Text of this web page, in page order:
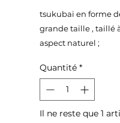
tsukubai en forme
grande taille , taillé
aspect naturel ;
Taille : 184X57X43 cm
Poids : 260 kilos
Quantité *
Il ne reste que 1